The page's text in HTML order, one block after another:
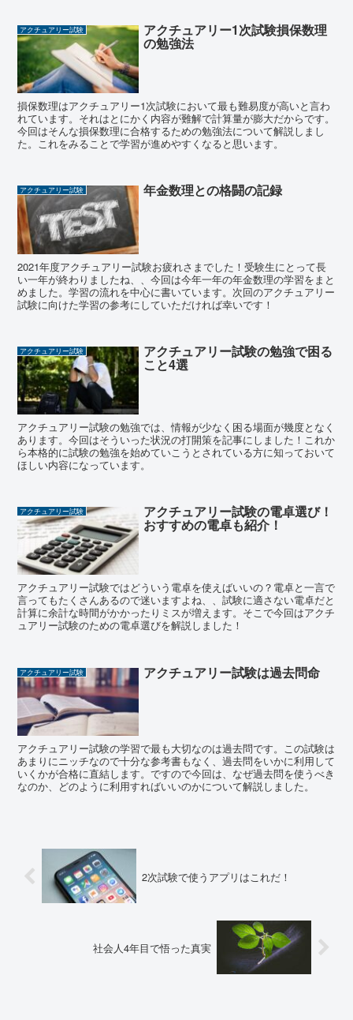
アクチュアリー試験 アクチュアリー1次試験損保数理
の勉強法
損保数理はアクチュアリー1次試験において最も難易度が高いと言わ
れています。それはとにかく内容が難解で計算量が膨大だからです。
今回はそんな損保数理に合格するための勉強法について解説しまし
た。これをみることで学習が進めやすくなると思います。
アクチュアリー試験 年金数理との格闘の記録
2021年度アクチュアリー試験お疲れさまでした！受験生にとって長
い一年が終わりましたね、、今回は今年一年の年金数理の学習をまと
めました。学習の流れを中心に書いています。次回のアクチュアリー
試験に向けた学習の参考にしていただければ幸いです！
アクチュアリー試験 アクチュアリー試験の勉強で困る
こと4選
アクチュアリー試験の勉強では、情報が少なく困る場面が幾度となく
あります。今回はそういった状況の打開策を記事にしました！これか
ら本格的に試験の勉強を始めていこうとされている方に知っておいて
ほしい内容になっています。
アクチュアリー試験 アクチュアリー試験の電卓選び！
おすすめの電卓も紹介！
アクチュアリー試験ではどういう電卓を使えばいいの？電卓と一言で
言ってもたくさんあるので迷いますよね、、試験に適さない電卓だと
計算に余計な時間がかかったりミスが増えます。そこで今回はアクチ
ュアリー試験のための電卓選びを解説しました！
アクチュアリー試験 アクチュアリー試験は過去問命
アクチュアリー試験の学習で最も大切なのは過去問です。この試験は
あまりにニッチなので十分な参考書もなく、過去問をいかに利用して
いくかが合格に直結します。ですので今回は、なぜ過去問を使うべき
なのか、どのように利用すればいいのかについて解説しました。
2次試験で使うアプリはこれだ！
社会人4年目で悟った真実